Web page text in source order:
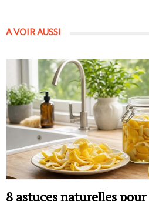
A VOIR AUSSI
8 astuces naturelles